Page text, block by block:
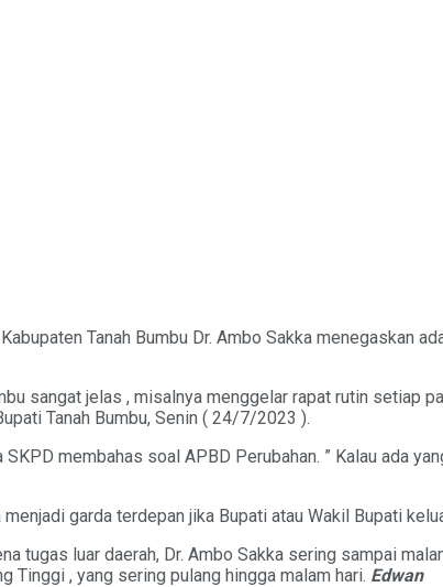
Tanah Bumbu Dr. Ambo Sakka menegaskan
sangat jelas , misalnya menggelar rapat rutin setiap
Tanah Bumbu, Senin ( 24/7/2023 ).
membahas soal APBD Perubahan. ” Kalau ada
garda terdepan jika Bupati atau Wakil Bupati
tugas luar daerah, Dr. Ambo Sakka sering sampai
Tinggi , yang sering pulang hingga malam hari. Edwan